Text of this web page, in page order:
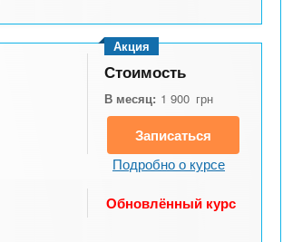
Акция
Стоимость
В месяц: 1 900 грн
Записаться
Подробно о курсе
Обновлённый курс